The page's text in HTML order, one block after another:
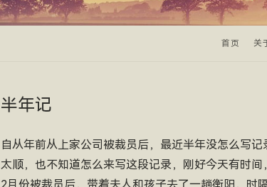
首页 关
半年记
自从年前从上家公司被裁员后，最近半年没怎么写
太顺，也不知道怎么来写这段记录，刚好今天有时间
2月份被裁员后，带着夫人和孩子去了一趟衡阳，时